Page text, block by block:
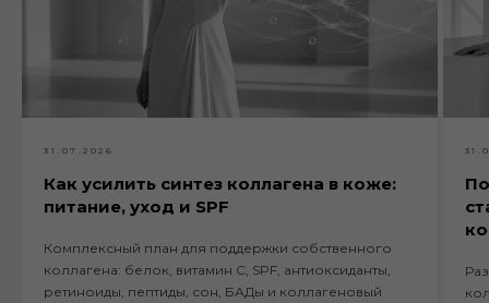
31.07.2026
Как усилить синтез коллагена в коже:
питание, уход и SPF
Комплексный план для поддержки собственного
коллагена: белок, витамин C, SPF, антиоксиданты,
ретиноиды, пептиды, сон, БАДы и коллагеновый